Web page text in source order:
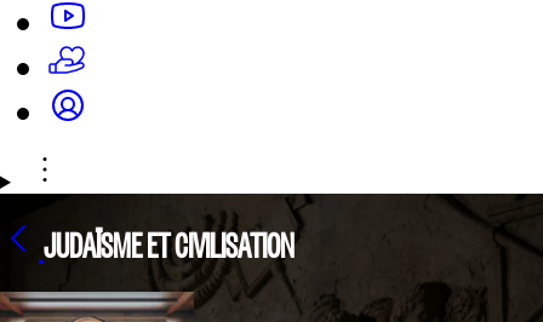
JUDAÏSME ET CIVILISATION